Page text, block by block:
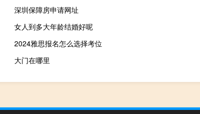
深圳保障房申请网址
女人到多大年龄结婚好呢
2024雅思报名怎么选择考位
大门在哪里